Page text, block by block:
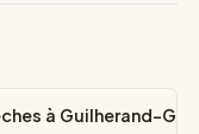
à Guilherand-